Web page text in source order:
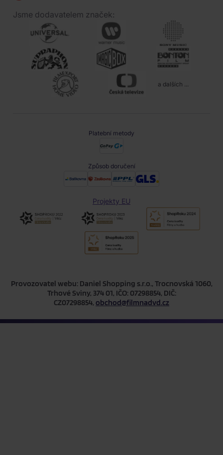
Jsme dodavatelem značek:
a dalších ...
Platební metody
Způsob doručení
Projekty EU
Provozovatel webu: Daniel Shopping s.r.o., Trocnovská 1060,
Trhové Sviny, 374 01, IČO: 07298854, DIČ:
CZ07298854, obchod@filmnadvd.cz